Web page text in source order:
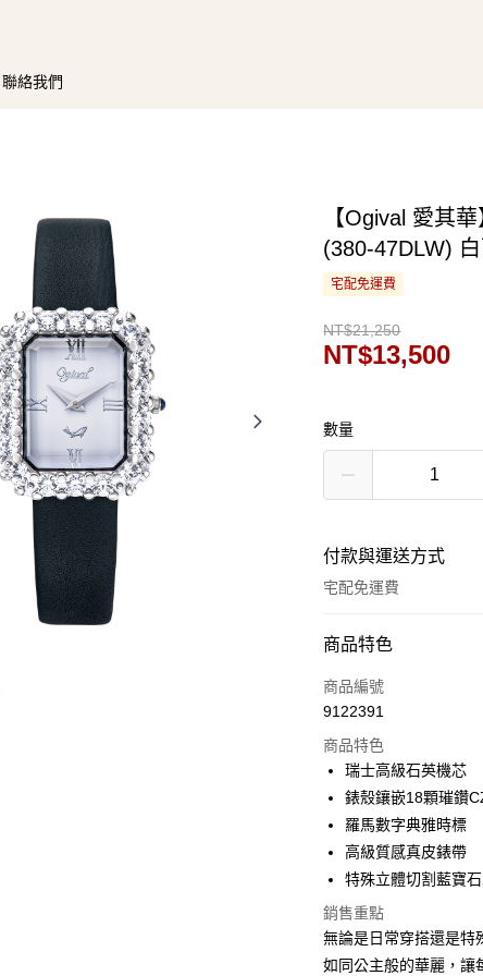
聯絡我們
【Ogival 愛其
(380-47DLW)
宅配免運費
NT$21,250
NT$13,500
數量
付款與運送方式
宅配免運費
付款方式
信用卡一次付款
運送方式
宅配
免運費
商品特色
商品編號
9122391
商品特色
瑞士高級石英機芯
錶殼鑲嵌18顆璀鑽
羅馬數字典雅時標
高級質感真皮錶帶
特殊立體切割藍寶
銷售重點
無論是日常穿搭還是特
如同公主般的華麗，讓